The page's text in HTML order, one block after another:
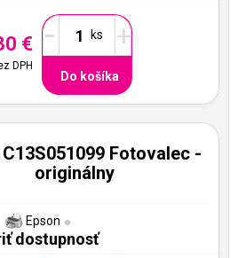
€
DPH
- +
Do košíka
Fotovalec -
originálny
Epson
dostupnosť